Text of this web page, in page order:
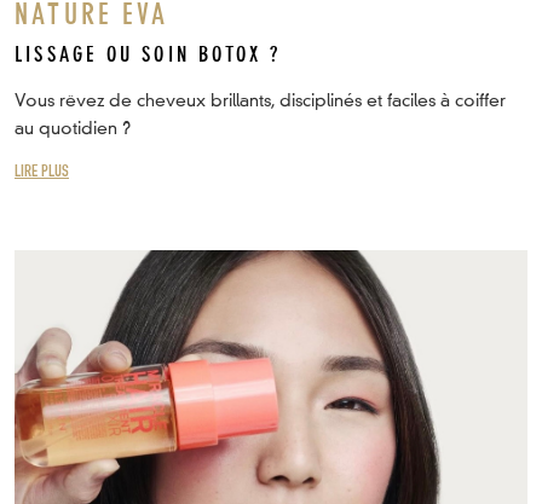
NATURE EVA
LISSAGE OU SOIN BOTOX ?
Vous rêvez de cheveux brillants, disciplinés et faciles à coiffer
au quotidien ?
LIRE PLUS